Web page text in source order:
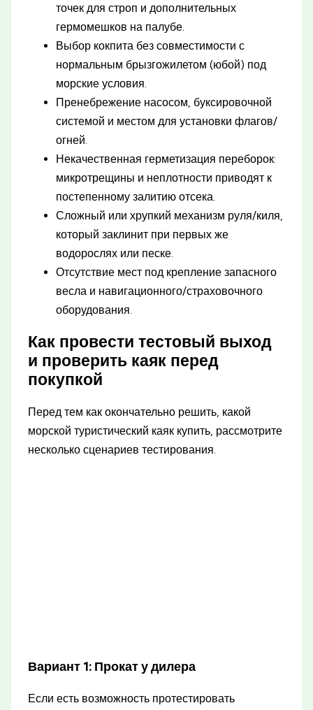
точек для строп и дополнительных
гермомешков на палубе.
Выбор кокпита без совместимости с
нормальным брызгожилетом (юбой) под
морские условия.
Пренебрежение насосом, буксировочной
системой и местом для установки флагов/
огней.
Некачественная герметизация переборок:
микротрещины и неплотности приводят к
постепенному залитию отсека.
Сложный или хрупкий механизм руля/киля,
который заклинит при первых же
водорослях или песке.
Отсутствие мест под крепление запасного
весла и навигационного/страховочного
оборудования.
Как провести тестовый выход
и проверить каяк перед
покупкой
Перед тем как окончательно решить, какой
морской туристический каяк купить, рассмотрите
несколько сценариев тестирования.
Вариант 1: Прокат у дилера
Если есть возможность протестировать